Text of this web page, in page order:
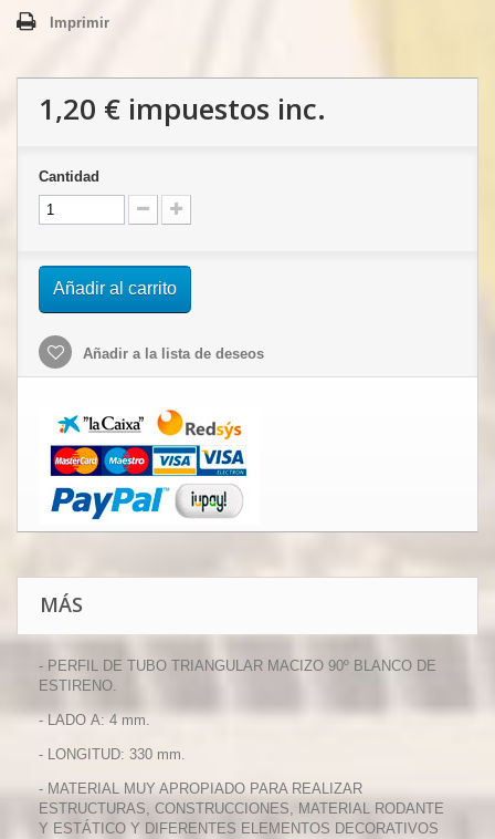
Imprimir
1,20 € impuestos inc.
Cantidad
Añadir al carrito
Añadir a la lista de deseos
MÁS
- PERFIL DE TUBO TRIANGULAR MACIZO 90º BLANCO DE
ESTIRENO.
- LADO A: 4 mm.
- LONGITUD: 330 mm.
- MATERIAL MUY APROPIADO PARA REALIZAR
ESTRUCTURAS, CONSTRUCCIONES, MATERIAL RODANTE
Y ESTÁTICO Y DIFERENTES ELEMENTOS DECORATIVOS